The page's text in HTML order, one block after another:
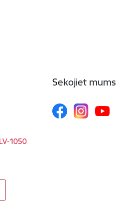
1050
Sekojiet mums